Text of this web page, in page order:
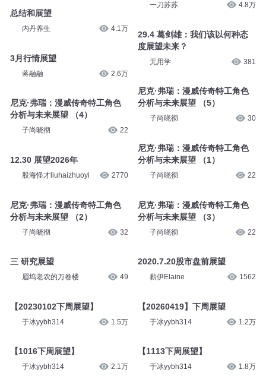
总结和展望
内丹养生 4.1万
3月行情展望
蒋融融 2.6万
尼克·弗瑞：漫威传奇特工角色
分析与未来展望 （4）
子尚晓彻 22
12.30 展望2026年
股海怪才liuhaizhuoyi 2770
尼克·弗瑞：漫威传奇特工角色
分析与未来展望 （2）
子尚晓彻 32
三 研究展望
眉坞老农的万卷楼 49
【20230102下周展望】
于冰yybh314 1.5万
【1016下周展望】
于冰yybh314 2.1万
一刀苏苏 4.8万
29.4 葛剑雄：我们该以何种态
度展望未来？
无用学 381
尼克·弗瑞：漫威传奇特工角色
分析与未来展望 （5）
子尚晓彻 30
尼克·弗瑞：漫威传奇特工角色
分析与未来展望 （1）
子尚晓彻 22
尼克·弗瑞：漫威传奇特工角色
分析与未来展望 （3）
子尚晓彻 22
2020.7.20股市盘前展望
薪伊Elaine 1562
【20260419】下周展望
于冰yybh314 1.2万
【1113下周展望】
于冰yybh314 1.8万